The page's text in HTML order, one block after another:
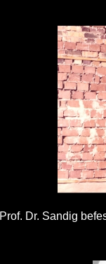
Prof. Dr. Sandig